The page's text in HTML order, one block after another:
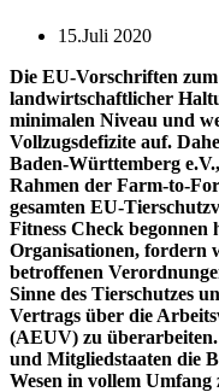
15.Juli 2020
Die EU-Vorschriften
landwirtschaftlicher
minimalen Niveau und
Vollzugsdefizite auf.
Baden-Württemberg
Rahmen der Farm-to-
gesamten EU-
Fitness Check begonnen
Organisationen, fordern
betroffenen
Sinne des Tierschutzes
Vertrags über die
(AEUV) zu
und Mitgliedstaaten die
Wesen in vollem